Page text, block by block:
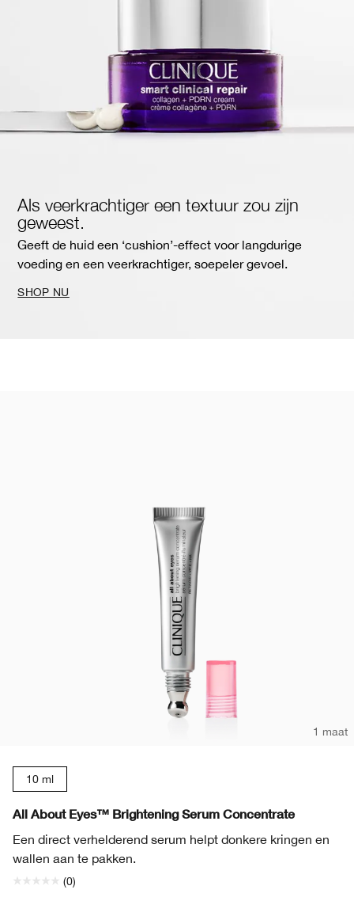
Als veerkrachtiger een textuur zou zijn
geweest.
Geeft de huid een ‘cushion’-effect voor langdurige
voeding en een veerkrachtiger, soepeler gevoel.
SHOP NU
1 maat
10 ml
All About Eyes™ Brightening Serum Concentrate
Een direct verhelderend serum helpt donkere kringen en
wallen aan te pakken.
(0)